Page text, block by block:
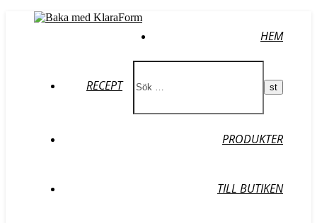
HEM
RECEPT
PRODUKTER
TILL BUTIKEN